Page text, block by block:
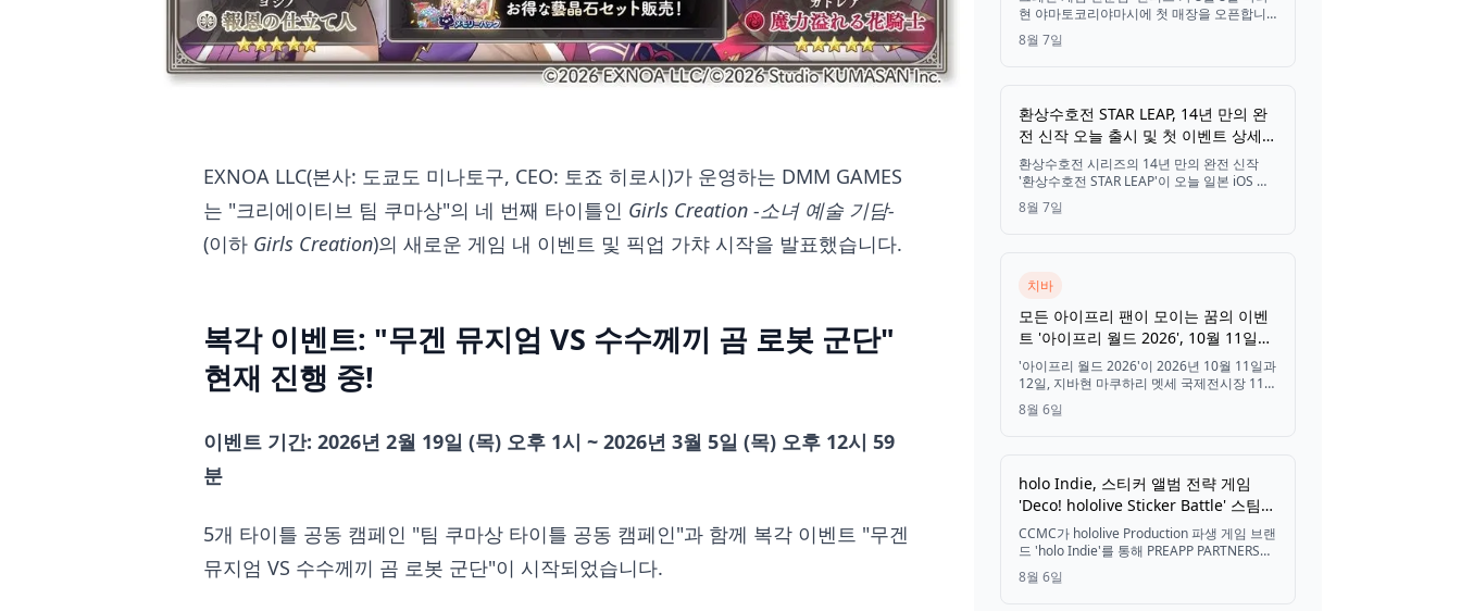
EXNOA LLC(본사: 도쿄도 미나토구, CEO: 토죠 히로시)가 운영하는 DMM GAMES
는 "크리에이티브 팀 쿠마상"의 네 번째 타이틀인 Girls Creation -소녀 예술 기담-
(이하 Girls Creation)의 새로운 게임 내 이벤트 및 픽업 가챠 시작을 발표했습니다.
복각 이벤트: "무겐 뮤지엄 VS 수수께끼 곰 로봇 군단"
현재 진행 중!
이벤트 기간: 2026년 2월 19일 (목) 오후 1시 ~ 2026년 3월 5일 (목) 오후 12시 59
분
5개 타이틀 공동 캠페인 "팀 쿠마상 타이틀 공동 캠페인"과 함께 복각 이벤트 "무겐
뮤지엄 VS 수수께끼 곰 로봇 군단"이 시작되었습니다.
현 야마토코리야마시에 첫 매장을 오픈합니
다. 약 350대의 기계와 3.6m 높이의 트윈 몬
스터 캐처, 무료 어린이 놀이 공간을 갖추고
8월 7일
환상수호전 STAR LEAP, 14년 만의 완
전 신작 오늘 출시 및 첫 이벤트 상세
정보 공개
환상수호전 시리즈의 14년 만의 완전 신작
'환상수호전 STAR LEAP'이 오늘 일본 iOS 및
Android 버전으로 출시되었으며, 첫 게임 내
이벤트 정보도 함께 공개되었습니다.
8월 7일
치바
모든 아이프리 팬이 모이는 꿈의 이벤
트 '아이프리 월드 2026', 10월 11일
~12일 마쿠하리 멧세에서 개최
'아이프리 월드 2026'이 2026년 10월 11일과
12일, 지바현 마쿠하리 멧세 국제전시장 11홀
에서 '바자륨 퍼레이드'를 테마로 한 스테이지
쇼, 전시, 미니 게임 및 굿즈 판매를 진행하며,
8월 6일
holo Indie, 스티커 앨범 전략 게임
'Deco! hololive Sticker Battle' 스팀
상점 페이지 공개, 9월 3일 출시
CCMC가 hololive Production 파생 게임 브랜
드 'holo Indie'를 통해 PREAPP PARTNERS가
개발한 스티커 앨범 관리 전략 게임 'Deco!
hololive Sticker Battle'의 스팀 상점 페이지
8월 6일